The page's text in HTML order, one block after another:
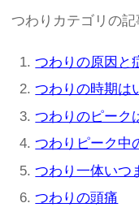
つわりカテゴリの記
つわりの原因と
つわりの時期は
つわりのピーク
つわりピーク中
つわり一体いつ
つわりの頭痛